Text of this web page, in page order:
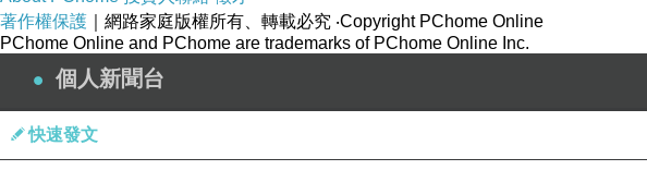
著作權保護 ｜網路家庭版權所有、轉載必究 ‧Copyright PChome Online
PChome Online and PChome are trademarks of PChome Online Inc.
個人新聞台
快速發文